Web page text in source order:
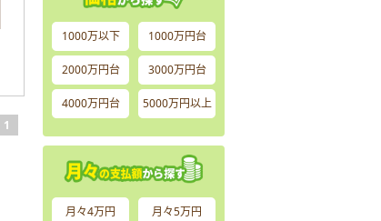
1
1000万以下 1000万円台
2000万円台 3000万円台
4000万円台 5000万円以上
月々4万円 月々5万円